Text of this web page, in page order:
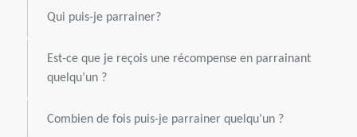
Qui puis-je parrainer?
Est-ce que je reçois une récompense en parrainant
quelqu’un ?
Combien de fois puis-je parrainer quelqu’un ?